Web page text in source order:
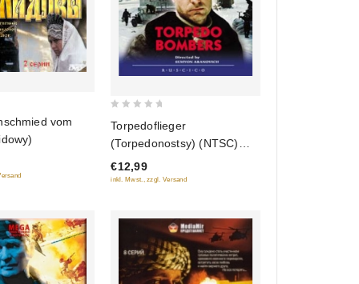
vom
of
5
Torpedoflieger
(Torpedonostsy) (NTSC)
(RUSCICO)
€12,99
inkl. Mwst., zzgl. Versand